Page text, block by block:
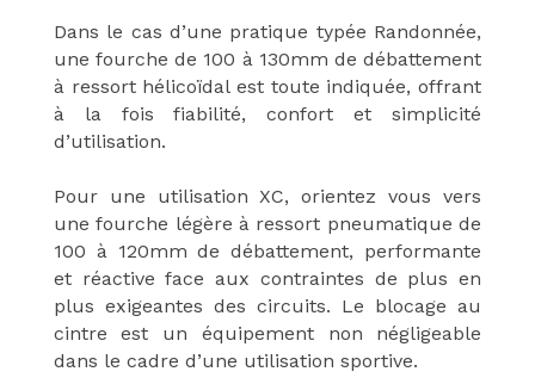
Dans le cas d’une pratique typée Randonnée,
une fourche de 100 à 130mm de débattement
à ressort hélicoïdal est toute indiquée, offrant
à la fois fiabilité, confort et simplicité
d’utilisation.
Pour une utilisation XC, orientez vous vers
une fourche légère à ressort pneumatique de
100 à 120mm de débattement, performante
et réactive face aux contraintes de plus en
plus exigeantes des circuits. Le blocage au
cintre est un équipement non négligeable
dans le cadre d’une utilisation sportive.